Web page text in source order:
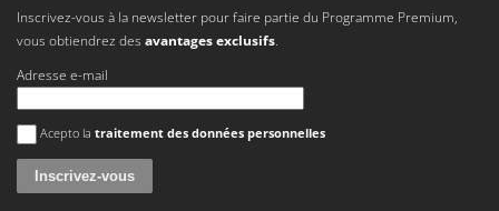
Olix
OMA
Omas
Ompagrill
Ooni
Oriental Koshin
Inscrivez-vous à la newsletter pour faire partie du Programme Premium,
vous obtiendrez des avantages exclusifs.
Adresse e-mail
Une erreur est survenue
Acepto la traitement des données personnelles